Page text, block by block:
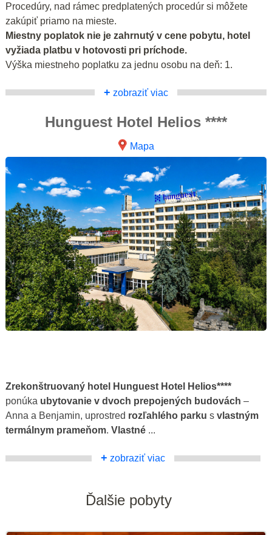
Procedúry, nad rámec predplatených procedúr si môžete
zakúpiť priamo na mieste.
Miestny poplatok nie je zahrnutý v cene pobytu, hotel
vyžiada platbu v hotovosti pri príchode.
Výška miestneho poplatku za jednu osobu na deň: 1.
+ zobraziť viac
Hunguest Hotel Helios ****
Mapa
Zrekonštruovaný hotel Hunguest Hotel Helios****
ponúka ubytovanie v dvoch prepojených budovách –
Anna a Benjamin, uprostred rozľahlého parku s vlastným
termálnym prameňom. Vlastné ...
+ zobraziť viac
Ďalšie pobyty